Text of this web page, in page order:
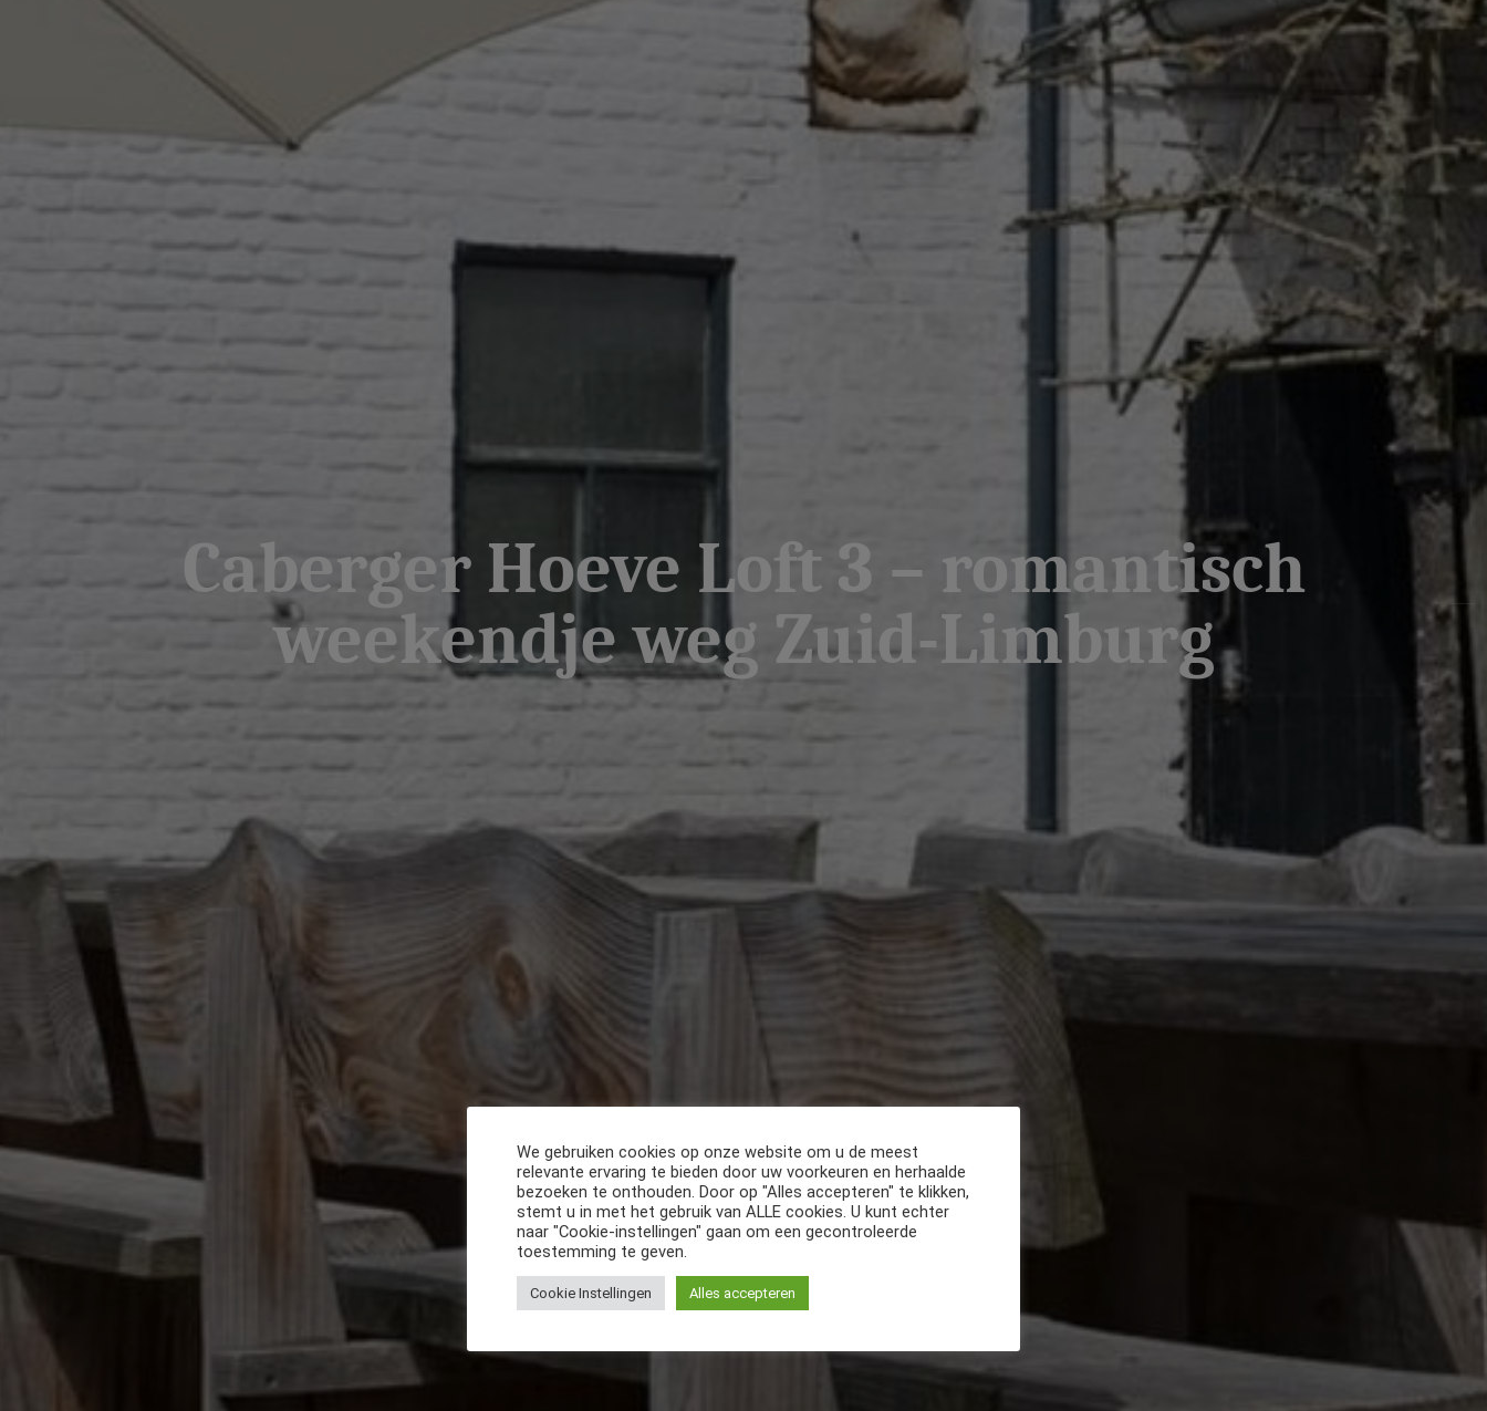
Caberger Hoeve Loft 3 – romantisch
weekendje weg Zuid-Limburg
We gebruiken cookies op onze website om u de meest
relevante ervaring te bieden door uw voorkeuren en herhaalde
bezoeken te onthouden. Door op "Alles accepteren" te klikken,
stemt u in met het gebruik van ALLE cookies. U kunt echter
naar "Cookie-instellingen" gaan om een gecontroleerde
toestemming te geven.
Cookie Instellingen Alles accepteren